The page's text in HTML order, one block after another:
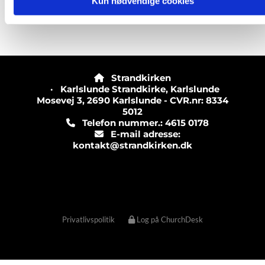

Strandkirken
· Karlslunde Strandkirke, Karlslunde
Mosevej 3, 2690 Karlslunde - CVR.nr: 8334
5012
Telefon nummer.: 4615 0178
E-mail adresse:
kontakt@strandkirken.dk
Privatlivspolitik Log på ChurchDesk